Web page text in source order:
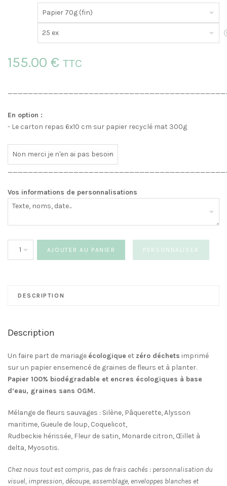
155.00 € TTC
En option :
- Le carton repas 6x10 cm sur papier recyclé mat 300g
Vos informations de personnalisations
Papier
à
l'unité
AJOUTER AU PANIER PERSONNALISER
DESCRIPTION
Description
Un faire part de mariage écologique et zéro déchets imprimé
sur un papier ensemencé de graines de fleurs et à planter.
Papier 100% biodégradable et encres écologiques à base
d’eau, graines sans OGM.
Mélange de fleurs sauvages : Silène, Pâquerette, Alysson
maritime, Gueule de loup, Coquelicot,
Rudbeckie hérissée, Fleur de satin, Monarde citron, Œillet à
delta, Myosotis.
Chez nous tout est compris, pas de frais cachés : personnalisation du
visuel, impression, découpe, assemblage, enveloppes blanches et